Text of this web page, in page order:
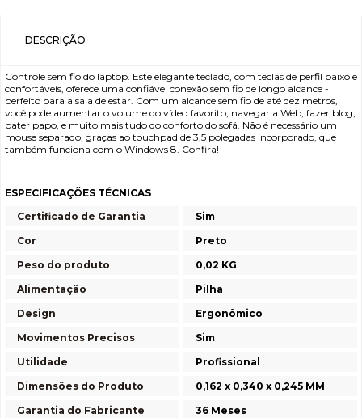
DESCRIÇÃO
Controle sem fio do laptop. Este elegante teclado, com teclas de perfil baixo e
confortáveis, oferece uma confiável conexão sem fio de longo alcance -
perfeito para a sala de estar. Com um alcance sem fio de até dez metros,
você pode aumentar o volume do vídeo favorito, navegar a Web, fazer blog,
bater papo, e muito mais tudo do conforto do sofá. Não é necessário um
mouse separado, graças ao touchpad de 3,5 polegadas incorporado, que
também funciona com o Windows 8. Confira!
ESPECIFICAÇÕES TÉCNICAS
Certificado de Garantia
Sim
Cor
Preto
Peso do produto
0,02 KG
Alimentação
Pilha
Design
Ergonômico
Movimentos Precisos
Sim
Utilidade
Profissional
Dimensões do Produto
0,162 x 0,340 x 0,245 MM
Garantia do Fabricante
36 Meses